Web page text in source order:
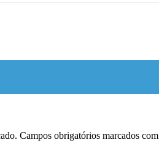
Campos obrigatórios marcados com